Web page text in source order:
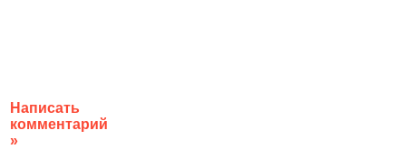
Написать
комментарий
»